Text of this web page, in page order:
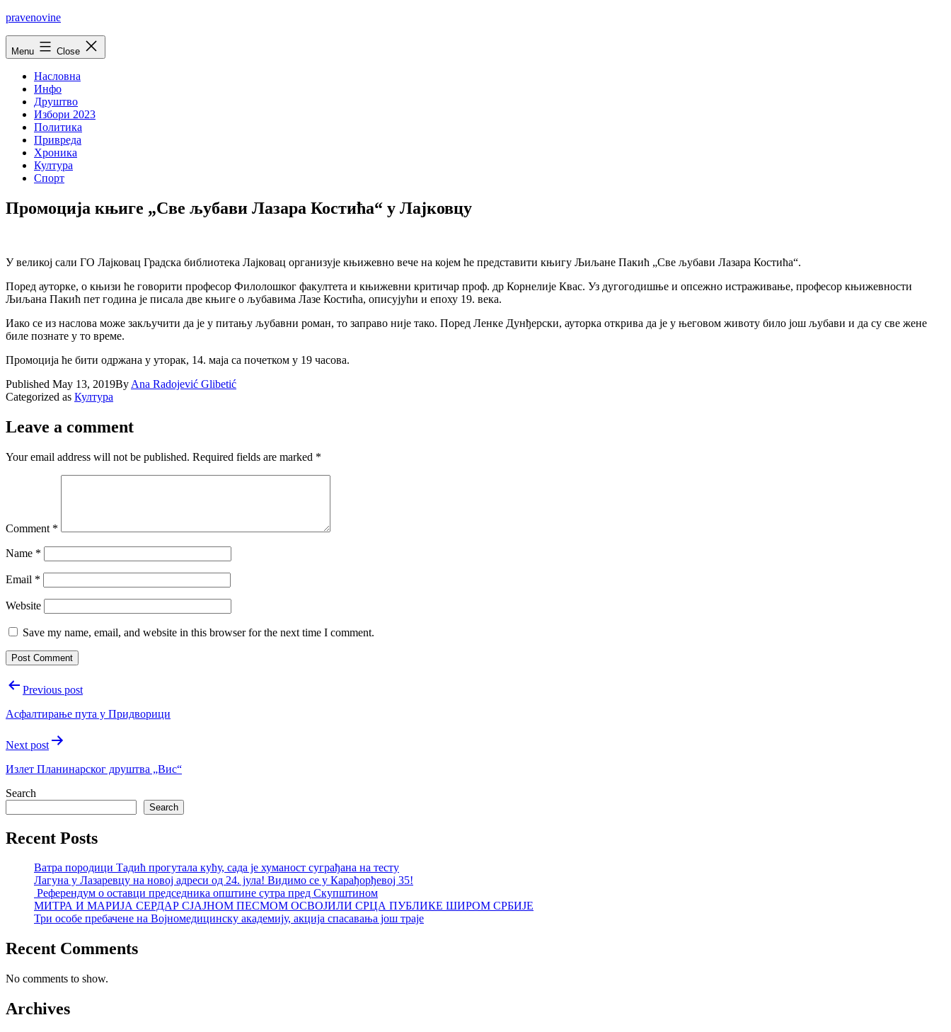
Skip
pravenovine
Menu Close
Насловна
Инфо
Друштво
Избори 2023
Политика
Привреда
Хроника
Култура
Спорт
Промоција књиге „Све љубави Лазара Костића“ у Лајковцу
У великој сали ГО Лајковац Градска библиотека Лајковац организује књижевно вече на којем ће представити књигу Љиљане Пакић „Све љубави Лазара Костића“.
Поред ауторке, о књизи ће говорити професор Филолошког факултета и књижевни критичар проф. др Корнелије Квас. Уз дугогодишње и опсежно истраживање, професор књижевности
Љиљана Пакић пет година је писала две књиге о љубавима Лазе Костића, описујући и епоху 19. века.
Иако се из наслова може закључити да је у питању љубавни роман, то заправо није тако. Поред Ленке Дунђерски, ауторка открива да је у његовом животу било још љубави и да су све жене
биле познате у то време.
Промоција ће бити одржана у уторак, 14. маја са почетком у 19 часова.
Published May 13, 2019By Ana Radojević Glibetić
Categorized as Култура
Leave a comment
Your email address will not be published. Required fields are marked *
Comment *
Name *
Email *
Website
Save my name, email, and website in this browser for the next time I comment.
PostPrevious post
Асфалтирање пута у Придворици
Next post
Излет Планинарског друштва „Вис“
Search
Search
Recent Posts
Ватра породици Тадић прогутала кућу, сада је хуманост суграђана на тесту
Лагуна у Лазаревцу на новој адреси од 24. јула! Видимо се у Карађорђевој 35!
Референдум о оставци председника општине сутра пред Скупштином
МИТРА И МАРИЈА СЕРДАР СЈАЈНОМ ПЕСМОМ ОСВОЈИЛИ СРЦА ПУБЛИКЕ ШИРОМ СРБИЈЕ
Три особе пребачене на Војномедицинску академију, акција спасавања још траје
Recent Comments
No comments to show.
Archives